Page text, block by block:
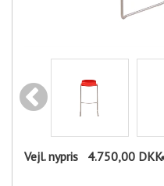
Vejl. nypris 4.750,00 DKK